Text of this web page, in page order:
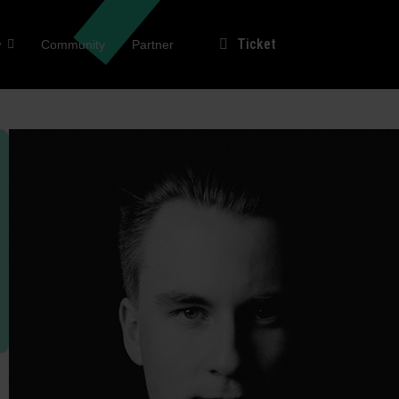
Community Partner Ticket